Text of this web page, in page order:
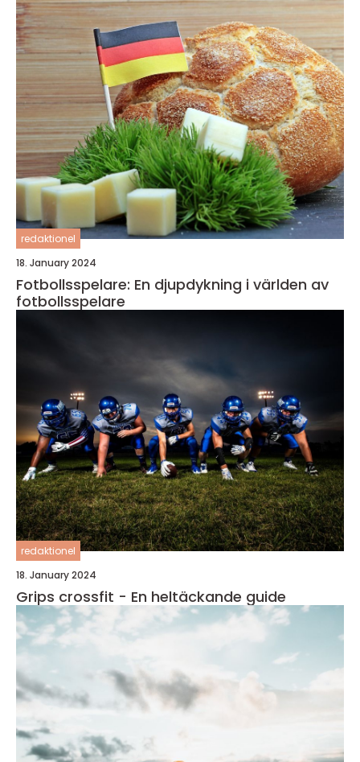
redaktionel
18. January 2024
Fotbollsspelare: En djupdykning i världen av
fotbollsspelare
redaktionel
18. January 2024
Grips crossfit - En heltäckande guide